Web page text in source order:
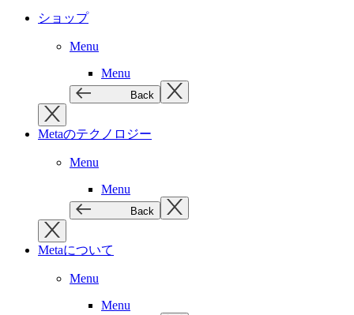
ショップ
Menu
Menu
Back
Metaのテクノロジー
Menu
Menu
Back
Metaについて
Menu
Menu